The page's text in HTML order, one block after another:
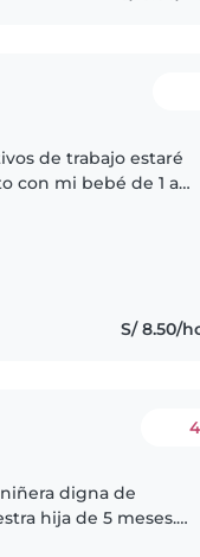
de trabajo estaré
con mi bebé de 1 año
S/ 8.50/
digna de
hija de 5 meses.